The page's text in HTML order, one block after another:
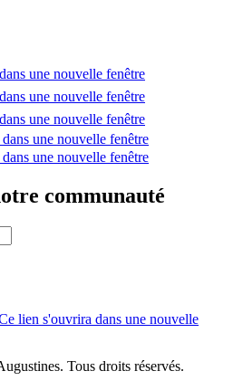
une nouvelle fenêtre
une nouvelle fenêtre
une nouvelle fenêtre
une nouvelle fenêtre
une nouvelle fenêtre
communauté
lien s'ouvrira dans une nouvelle
Tous droits réservés.